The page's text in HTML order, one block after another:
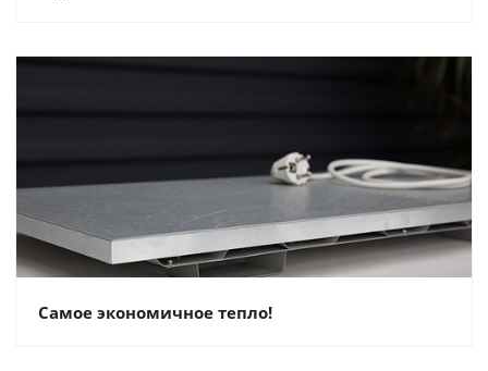
Самое экономичное тепло!